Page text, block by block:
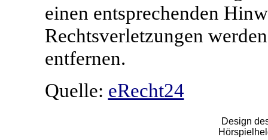
einen entsprechenden
Rechtsverletzungen
entfernen.
Quelle: eRecht24
Design